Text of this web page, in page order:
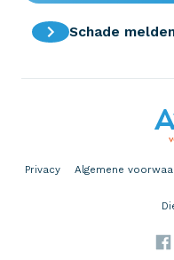
Schade
Privacy Algemene